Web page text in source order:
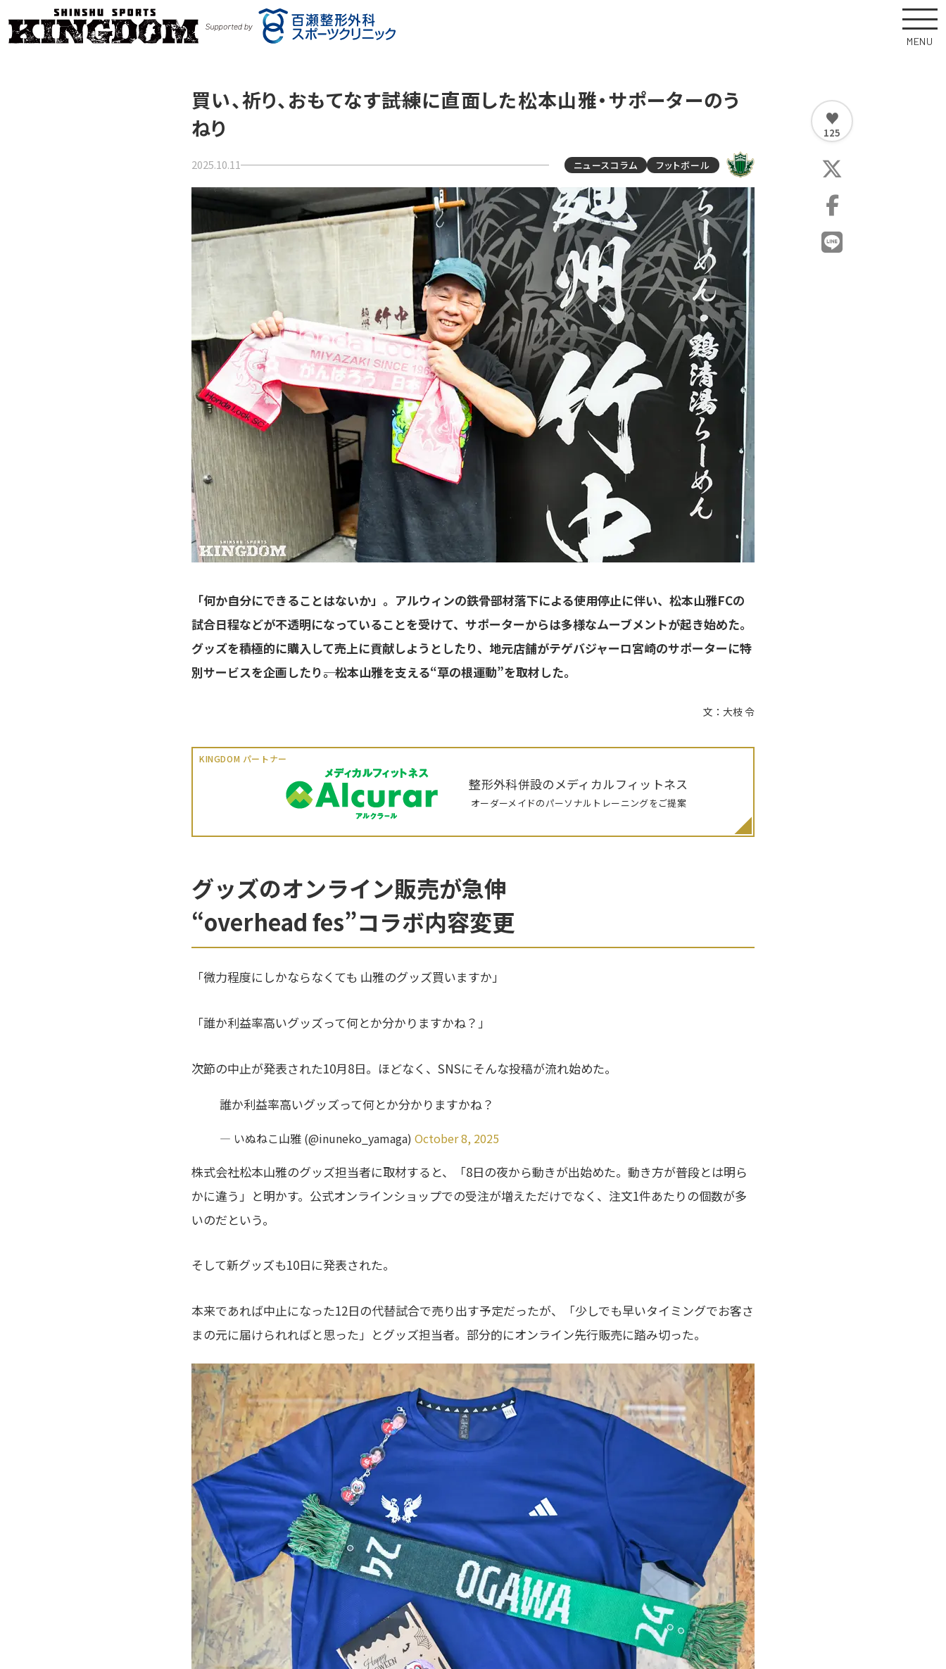
MENU
買い、祈り、おもてなす――試練に直面した松本山雅・サポーターのう
ねり
2025.10.11 ニュースコラム フットボール
「何か自分にできることはないか」。アルウィンの鉄骨部材落下による使用停止に伴い、松本山雅FCの
試合日程などが不透明になっていることを受けて、サポーターからは多様なムーブメントが起き始めた。
グッズを積極的に購入して売上に貢献しようとしたり、地元店舗がテゲバジャーロ宮崎のサポーターに特
別サービスを企画したり――。松本山雅を支える“草の根運動”を取材した。
文：大枝 令
KINGDOM パートナー
整形外科併設のメディカルフィットネス
オーダーメイドのパーソナルトレーニングをご提案
グッズのオンライン販売が急伸
“overhead fes”コラボ内容変更
「微力程度にしかならなくても 山雅のグッズ買いますか」
「誰か利益率高いグッズって何とか分かりますかね？」
次節の中止が発表された10月8日。ほどなく、SNSにそんな投稿が流れ始めた。
誰か利益率高いグッズって何とか分かりますかね？
— いぬねこ山雅 (@inuneko_yamaga) October 8, 2025
株式会社松本山雅のグッズ担当者に取材すると、「8日の夜から動きが出始めた。動き方が普段とは明ら
かに違う」と明かす。公式オンラインショップでの受注が増えただけでなく、注文1件あたりの個数が多
いのだという。
そして新グッズも10日に発表された。
本来であれば中止になった12日の代替試合で売り出す予定だったが、「少しでも早いタイミングでお客さ
まの元に届けられればと思った」とグッズ担当者。部分的にオンライン先行販売に踏み切った。
♥
125